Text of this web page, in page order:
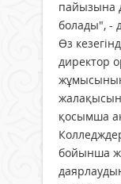
пайызына
болады", -
Өз
директор
жұмысының
қосымша
бойынша